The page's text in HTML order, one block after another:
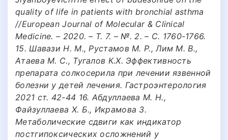
quality of life in patients with bronchial asthma
//European Journal of Molecular & Clinical
Medicine. – 2020. – Т. 7. – №. 2. – С. 1760-1766.
15. Шавази Н. М., Рустамов М. Р., Лим М. В.,
Атаева М. С., Тугалов К.Х. Эффективность
препарата солкосерила при лечении язвенной
болезни у детей лечения. Гастроэнтерология
2021 ст. 42-44 16. Абдуллаева М. Н.,
Файзуллаева Х. Б., Икрамова З.
Метаболические сдвиги как индикатор
постгипоксических осложнений у